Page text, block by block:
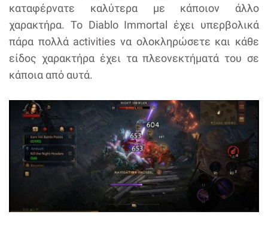
καταφέρνατε καλύτερα με κάποιον άλλο
χαρακτήρα. Το Diablo Immortal έχει υπερβολικά
πάρα πολλά activities να ολοκληρώσετε και κάθε
είδος χαρακτήρα έχει τα πλεονεκτήματά του σε
κάποια από αυτά.